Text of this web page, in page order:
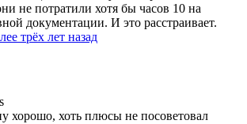
не потратили хотя бы часов 10 на
документации. И это расстраивает.
трёх лет назад
хорошо, хоть плюсы не посоветовал